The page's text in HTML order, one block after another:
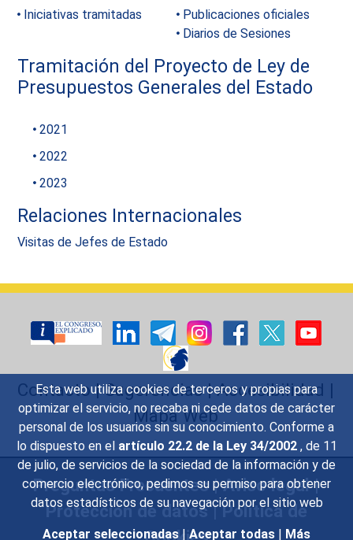
Esta web utiliza cookies de terceros y propias para
optimizar el servicio, no recaba ni cede datos de carácter
personal de los usuarios sin su conocimiento. Conforme a
lo dispuesto en el artículo 22.2 de la Ley 34/2002 , de 11
de julio, de servicios de la sociedad de la información y de
comercio electrónico, pedimos su permiso para obtener
datos estadísticos de su navegación por el sitio web
Aceptar seleccionadas | Aceptar todas | Más
Iniciativas tramitadas
Publicaciones oficiales
Diarios de Sesiones
Tramitación del Proyecto de Ley de
Presupuestos Generales del Estado
2021
2022
2023
Relaciones Internacionales
Visitas de Jefes de Estado
Contacto|Sugerencias|Accesibilidad |
Mapa Web
Preguntas Frecuentes|Aviso legal|
Protección de datos|Política de